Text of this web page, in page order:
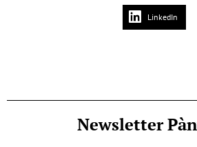
LinkedIn
Newsletter